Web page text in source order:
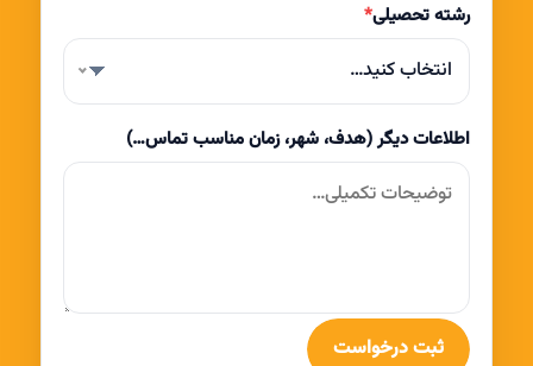
رشته تحصیلی*
انتخاب کنید…
اطلاعات دیگر (هدف، شهر، زمان مناسب تماس…)
ثبت درخواست